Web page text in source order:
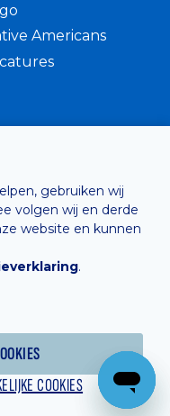
gebruiken wij
volgen wij en derde
website en kunnen
.
COOKIES
Americans